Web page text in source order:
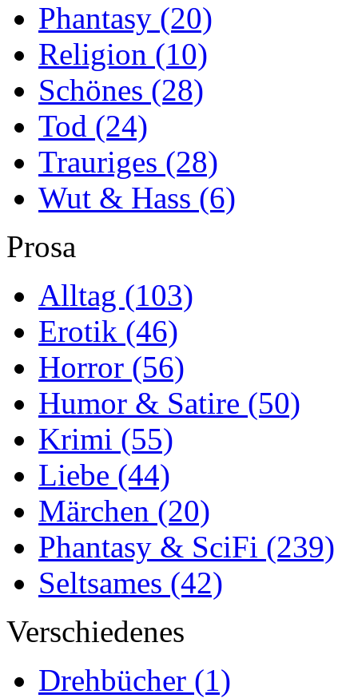
Phantasy (20)
Religion (10)
Schönes (28)
Tod (24)
Trauriges (28)
Wut & Hass (6)
Prosa
Alltag (103)
Erotik (46)
Horror (56)
Humor & Satire (50)
Krimi (55)
Liebe (44)
Märchen (20)
Phantasy & SciFi (239)
Seltsames (42)
Verschiedenes
Drehbücher (1)